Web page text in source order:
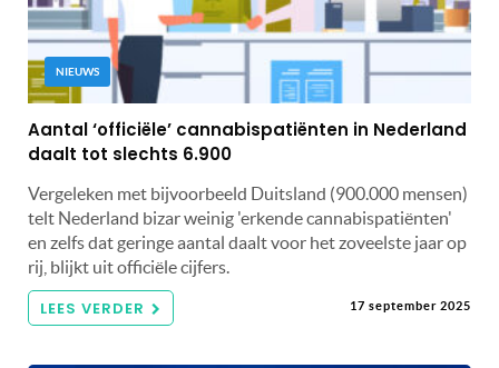
NIEUWS
Aantal ‘officiële’ cannabispatiënten in Nederland
daalt tot slechts 6.900
Vergeleken met bijvoorbeeld Duitsland (900.000 mensen)
telt Nederland bizar weinig 'erkende cannabispatiënten'
en zelfs dat geringe aantal daalt voor het zoveelste jaar op
rij, blijkt uit officiële cijfers.
LEES VERDER 17 september 2025